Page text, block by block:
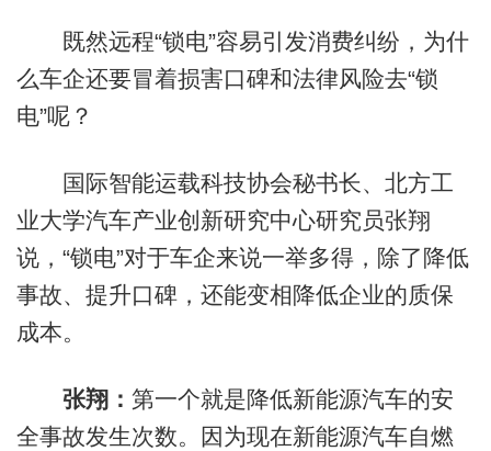
既然远程“锁电”容易引发消费纠纷，为什
么车企还要冒着损害口碑和法律风险去“锁
电”呢？
国际智能运载科技协会秘书长、北方工
业大学汽车产业创新研究中心研究员张翔
说，“锁电”对于车企来说一举多得，除了降低
事故、提升口碑，还能变相降低企业的质保
成本。
张翔： 第一个就是降低新能源汽车的安
全事故发生次数。因为现在新能源汽车自燃